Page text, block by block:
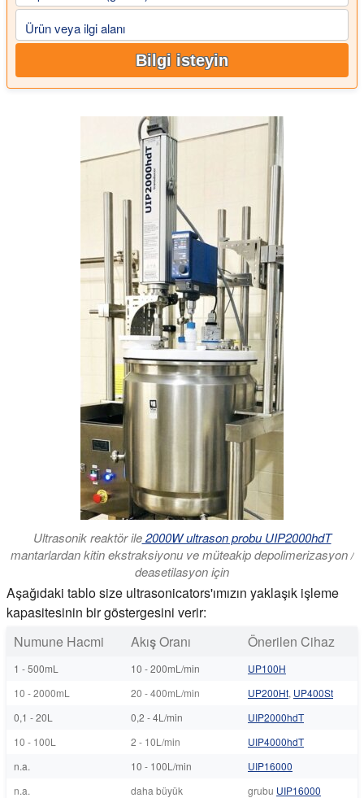
Ürün veya ilgi alanı
Bilgi isteyin
Ultrasonik reaktör ile2000W ultrason probu UIP2000hdT
mantarlardan kitin ekstraksiyonu ve müteakip depolimerizasyon /
deasetilasyon için
Aşağıdaki tablo size ultrasonicators'ımızın yaklaşık işleme
kapasitesinin bir göstergesini verir:
Numune Hacmi
Akış Oranı Önerilen Cihaz
1 - 500mL 10 - 200mL/min
UP100H
10 - 2000mL
20 - 400mL/min UP200Ht, UP400St
0,1 - 20L
0,2 - 4L/min
UIP2000hdT
10 - 100L
2 - 10L/min
UIP4000hdT
n.a.
10 - 100L/min
UIP16000
n.a.
daha büyük grubu UIP16000